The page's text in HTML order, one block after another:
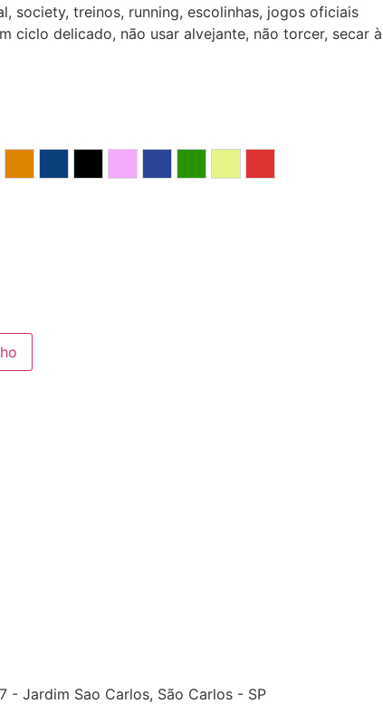
society, treinos, running, escolinhas, jogos oficiais
ciclo delicado, não usar alvejante, não torcer, secar
LaranjaMarinhoPretoRosa RoyalVerdeVerde Limão
Vermelho
- Jardim Sao Carlos, São Carlos - SP